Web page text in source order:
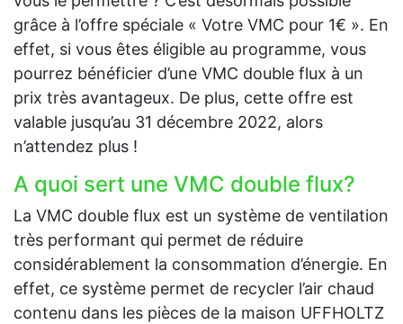
grâce à l’offre spéciale « Votre VMC pour 1€ ». En
effet, si vous êtes éligible au programme, vous
pourrez bénéficier d’une VMC double flux à un
prix très avantageux. De plus, cette offre est
valable jusqu’au 31 décembre 2022, alors
n’attendez plus !
A quoi sert une VMC double flux?
La VMC double flux est un système de ventilation
très performant qui permet de réduire
considérablement la consommation d’énergie. En
effet, ce système permet de recycler l’air chaud
contenu dans les pièces de la maison UFFHOLTZ